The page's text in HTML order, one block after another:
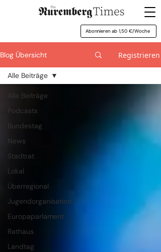
Abonnieren ab 1,50 €/Woche
Blog Übersicht Registrieren
Alle Beiträge
Podcasts
Bundestag
News
Stadtrat
Lokal
Überregional
Jugendorganisation
Europaparlament
Rathaus
Landtag
Alle Beiträge